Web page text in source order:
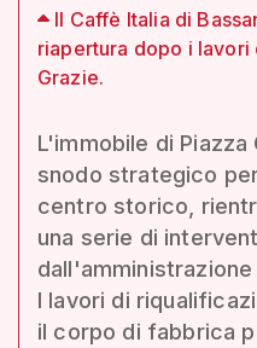
Il Caffè Italia di
riapertura dopo i lavori
Grazie.
L'immobile di Piazza
snodo strategico
centro storico,
una serie di
I lavori di
il corpo di fabbrica